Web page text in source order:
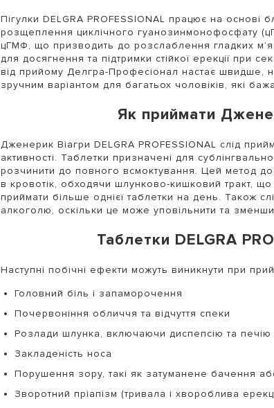
Пігулки DELGRA PROFESSIONAL працює на
розщеплення циклічного гуанозинмонофосфату
цГМФ, що призводить до розслаблення гладких
для досягнення та підтримки стійкої ерекції при
від прийому Делгра-Професіонал настає швидше,
зручним варіантом для багатьох чоловіків, які
Як приймати
Дженерик Віагри DELGRA PROFESSIONAL слід
активності. Таблетки призначені для
розчинити до повного всмоктування. Цей метод
в кровотік, обходячи шлунково-кишковий тракт,
приймати більше однієї таблетки на день. Також
алкоголю, оскільки це може уповільнити та
Таблетки DELGRA
Наступні побічні ефекти можуть виникнути при
Головний біль і запаморочення
Почервоніння обличчя та відчуття спеки
Розлади шлунка, включаючи диспепсію та печію
Закладеність носа
Порушення зору, такі як затуманене бачення
Зворотний пріапізм (тривала і хвороблива